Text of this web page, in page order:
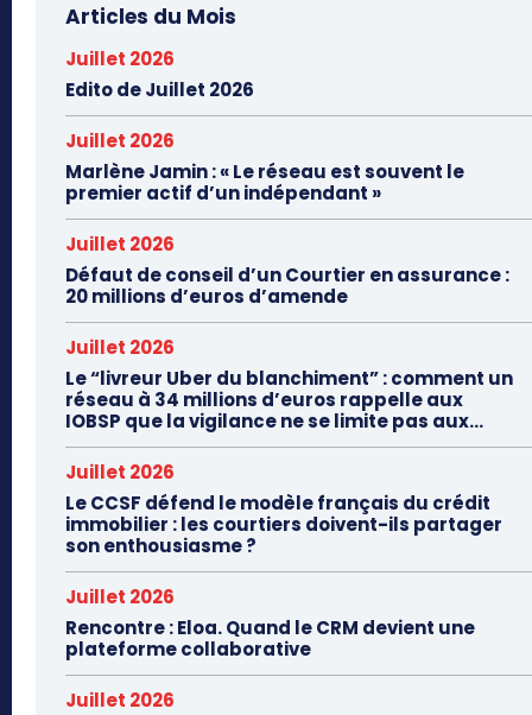
Articles du Mois
Juillet 2026
Edito de Juillet 2026
Juillet 2026
Marlène Jamin : « Le réseau est souvent le
premier actif d’un indépendant »
Juillet 2026
Défaut de conseil d’un Courtier en assurance :
20 millions d’euros d’amende
Juillet 2026
Le “livreur Uber du blanchiment” : comment un
réseau à 34 millions d’euros rappelle aux
IOBSP que la vigilance ne se limite pas aux...
Juillet 2026
Le CCSF défend le modèle français du crédit
immobilier : les courtiers doivent-ils partager
son enthousiasme ?
Juillet 2026
Rencontre : Eloa. Quand le CRM devient une
plateforme collaborative
Juillet 2026